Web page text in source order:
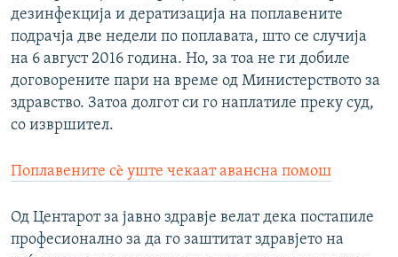
дезинфекција и дератизација на поплавените
подрачја две недели по поплавата, што се случија
на 6 август 2016 година. Но, за тоа не ги добиле
договорените пари на време од Министерството за
здравство. Затоа долгот си го наплатиле преку суд,
со извршител.
Поплавените сè уште чекаат авансна помош
Од Центарот за јавно здравје велат дека постапиле
професионално за да го заштитат здравјето на